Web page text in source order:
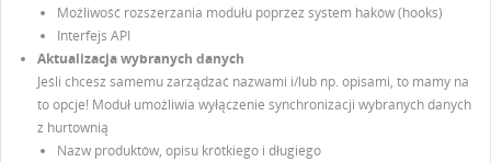
Możliwość rozszerzania modułu poprzez system haków (hooks)
Interfejs API
Aktualizacja wybranych danych
Jeśli chcesz samemu zarządzać nazwami i/lub np. opisami, to mamy na
to opcje! Moduł umożliwia wyłączenie synchronizacji wybranych danych
z hurtownią
Nazw produktów, opisu krótkiego i długiego